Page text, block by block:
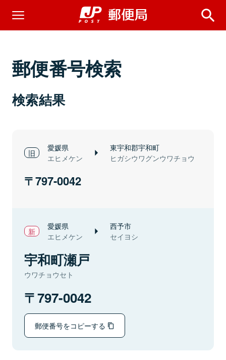
郵便番号検索
検索結果
愛媛県
エヒメケン
東宇和郡宇和町
ヒガシウワグンウワチョウ
797-0042
愛媛県
エヒメケン
西予市
セイヨシ
宇和町瀬戸
ウワチョウセト
797-0042
郵便番号をコピーする